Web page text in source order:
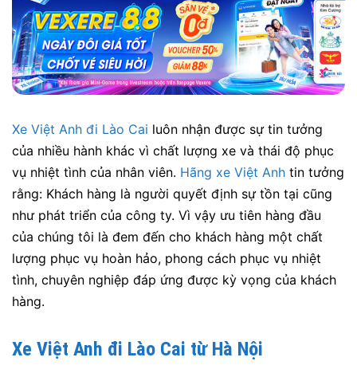
Xe Việt Anh đi Lào Cai luôn nhận được sự tin tưởng
của nhiều hành khác vì chất lượng xe và thái độ phục
vụ nhiệt tình của nhân viên. Hãng xe Việt Anh tin tưởng
rằng: Khách hàng là người quyết định sự tồn tại cũng
như phát triển của công ty. Vì vậy ưu tiên hàng đầu
của chúng tôi là đem đến cho khách hàng một chất
lượng phục vụ hoàn hảo, phong cách phục vụ nhiệt
tình, chuyên nghiệp đáp ứng được kỳ vọng của khách
hàng.
Xe Việt Anh đi Lào Cai từ Hà Nội